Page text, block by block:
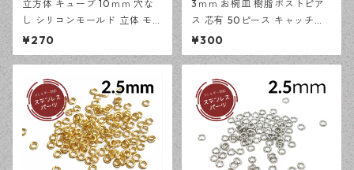
立方体 キューブ 10ｍｍ 穴な
し シリコンモールド 立体 モー
ルド レジン型 アクセサリー資
材【en工房】
¥270
3ｍｍ お椀皿 樹脂ポストピア
ス 芯有 50ピース キャッチセ
ット アレルギー対応 ピアス ハ
ンドメイド資材 【en工房】
¥300